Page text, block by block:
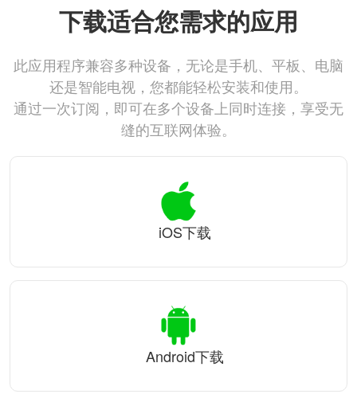
下载适合您需求的应用
此应用程序兼容多种设备，无论是手机、平板、电脑
还是智能电视，您都能轻松安装和使用。
通过一次订阅，即可在多个设备上同时连接，享受无
缝的互联网体验。
iOS下载
Android下载